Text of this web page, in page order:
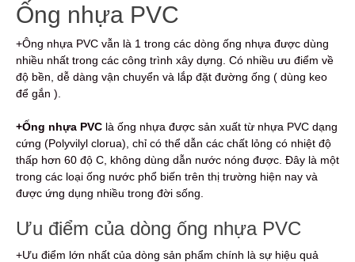
Ống nhựa PVC
+Ông nhựa PVC vẫn là 1 trong các dòng ống nhựa được dùng
nhiều nhất trong các công trình xây dựng. Có nhiều ưu điểm về
độ bền, dễ dàng vận chuyển và lắp đặt đường ống ( dùng keo
để gắn ).
+Ống nhựa PVC là ống nhựa được sản xuất từ nhựa PVC dạng
cứng (Polyvilyl clorua), chỉ có thể dẫn các chất lỏng có nhiệt độ
thấp hơn 60 độ C, không dùng dẫn nước nóng được. Đây là một
trong các loại ống nước phổ biến trên thị trường hiện nay và
được ứng dụng nhiều trong đời sống.
Ưu điểm của dòng ống nhựa PVC
+Ưu điểm lớn nhất của dòng sản phẩm chính là sự hiệu quả